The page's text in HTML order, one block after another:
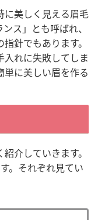
に美しく見える眉毛
ス」とも呼ばれ、
針でもあります。
れに失敗してしま
単に美しい眉を作る
介していきます。
。それぞれ見てい